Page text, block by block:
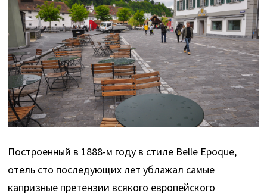
Построенный в 1888-м году в стиле Belle Epoque,
отель сто последующих лет ублажал самые
капризные претензии всякого европейского